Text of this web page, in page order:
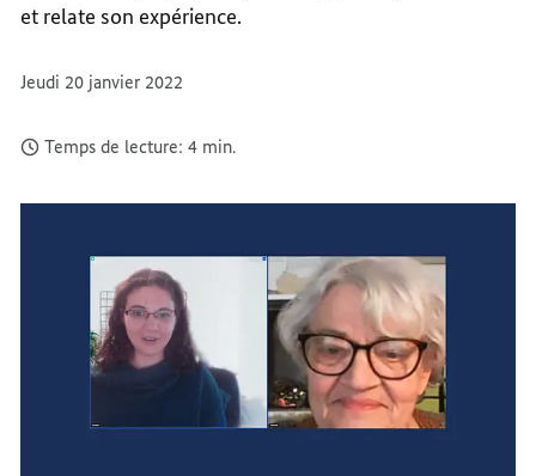
et relate son expérience.
Jeudi 20 janvier 2022
Temps de lecture: 4 min.